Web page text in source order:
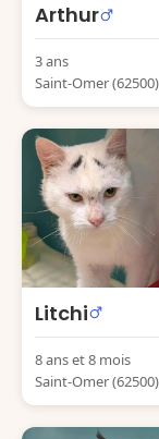
Arthur
3 ans
Saint-Omer
Litchi
8 ans et 8 mois
Saint-Omer